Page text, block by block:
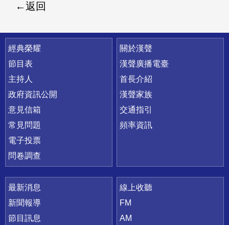
返回
快速連結
經典榮耀
節目表
主持人
政府資訊公開
意見信箱
常見問題
電子投票
問卷調查
關於漢聲
漢聲廣播電臺
首長介紹
漢聲家族
交通指引
頻率資訊
最新消息
新聞報導
節目訊息
線上收聽
FM
AM